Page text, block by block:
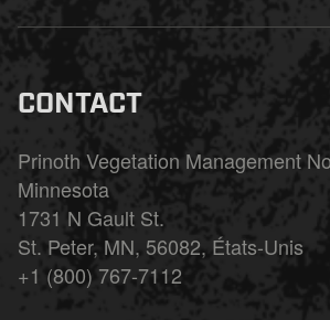
CONTACT
Prinoth Vegetation Management
Minnesota
1731 N Gault St.
St. Peter, MN, 56082, États-Unis
+1 (800) 767-7112